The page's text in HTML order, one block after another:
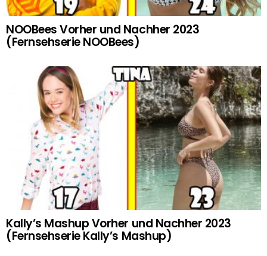
NOOBees Vorher und Nachher 2023
(Fernsehserie NOOBees)
Kally’s Mashup Vorher und Nachher 2023
(Fernsehserie Kally’s Mashup)